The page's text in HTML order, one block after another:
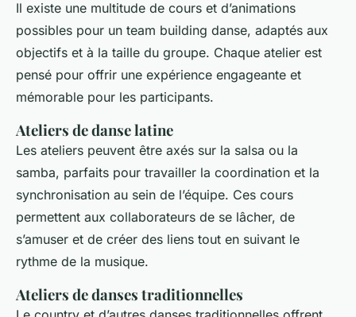
Il existe une multitude de cours et d’animations
possibles pour un team building danse, adaptés aux
objectifs et à la taille du groupe. Chaque atelier est
pensé pour offrir une expérience engageante et
mémorable pour les participants.
Ateliers de danse latine
Les ateliers peuvent être axés sur la salsa ou la
samba, parfaits pour travailler la coordination et la
synchronisation au sein de l’équipe. Ces cours
permettent aux collaborateurs de se lâcher, de
s’amuser et de créer des liens tout en suivant le
rythme de la musique.
Ateliers de danses traditionnelles